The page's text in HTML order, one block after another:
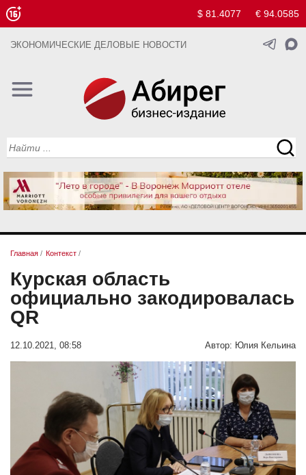
$ 81.4077 € 94.0585
ЭКОНОМИЧЕСКИЕ ДЕЛОВЫЕ НОВОСТИ
Главная / Контекст /
Курская область
официально закодировалась
QR
12.10.2021, 08:58 Автор: Юлия Кельина